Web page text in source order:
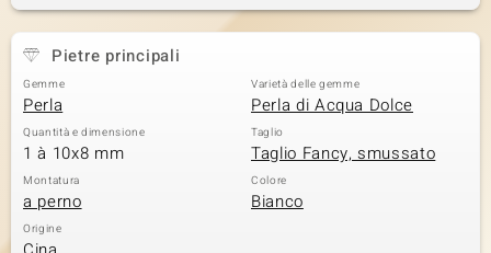
Pietre principali
Gemme
Perla
Varietà delle gemme
Perla di Acqua Dolce
Quantità e dimensione
1 à 10x8 mm
Taglio
Taglio Fancy, smussato
Montatura
a perno
Colore
Bianco
Origine